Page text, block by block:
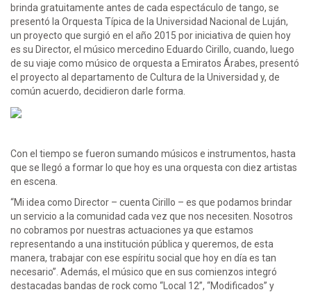
brinda gratuitamente antes de cada espectáculo de tango, se
presentó la Orquesta Típica de la Universidad Nacional de Luján,
un proyecto que surgió en el año 2015 por iniciativa de quien hoy
es su Director, el músico mercedino Eduardo Cirillo, cuando, luego
de su viaje como músico de orquesta a Emiratos Árabes, presentó
el proyecto al departamento de Cultura de la Universidad y, de
común acuerdo, decidieron darle forma.
Con el tiempo se fueron sumando músicos e instrumentos, hasta
que se llegó a formar lo que hoy es una orquesta con diez artistas
en escena.
“Mi idea como Director – cuenta Cirillo – es que podamos brindar
un servicio a la comunidad cada vez que nos necesiten. Nosotros
no cobramos por nuestras actuaciones ya que estamos
representando a una institución pública y queremos, de esta
manera, trabajar con ese espíritu social que hoy en día es tan
necesario”. Además, el músico que en sus comienzos integró
destacadas bandas de rock como “Local 12”, “Modificados” y